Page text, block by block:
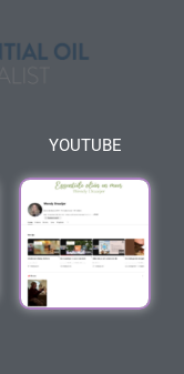
YOUTUBE